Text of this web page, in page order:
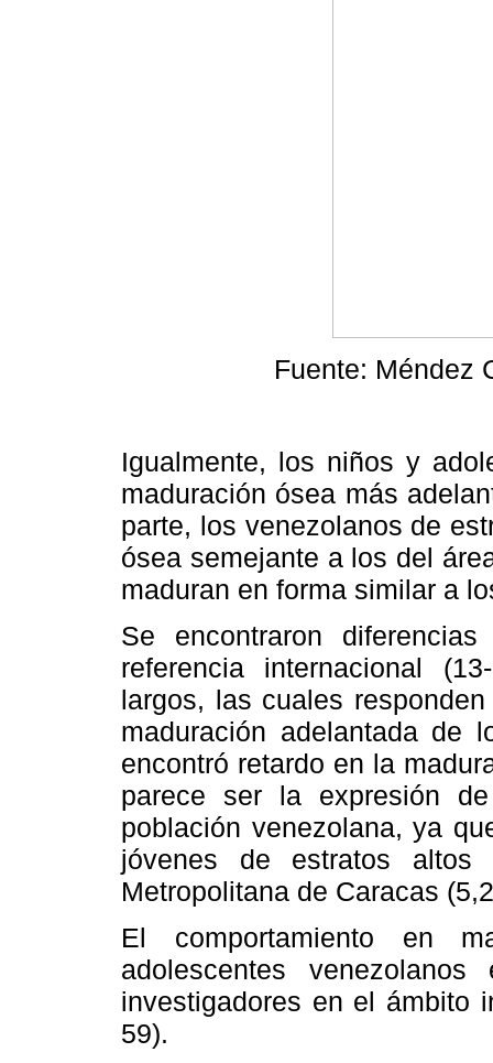
Fuente: Méndez
Igualmente, los niños y
maduración ósea más
parte, los venezolanos de
ósea semejante a los del
maduran en forma similar a
Se encontraron
referencia internacional
largos, las cuales
maduración adelantada de
encontró retardo en la
parece ser la expresión
población venezolana, ya
jóvenes de estratos altos
Metropolitana de Caracas
El comportamiento en
adolescentes
investigadores en el ámbito
59).